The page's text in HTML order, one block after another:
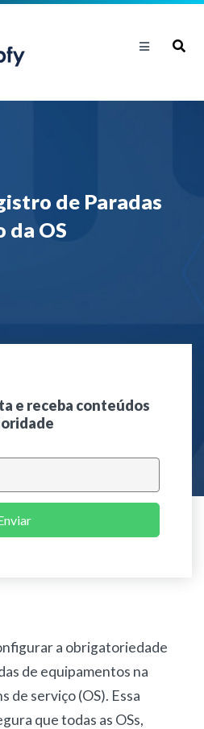
de Paradas
da OS
e receba conteúdos
a obrigatoriedade
de equipamentos na
de serviço (OS). Essa
que todas as OSs,